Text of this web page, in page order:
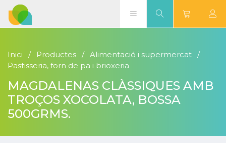
Inici Productes
Alimentació i supermercat
Pastisseria, forn de pa i brioxeria
MAGDALENAS CLÀSSIQUES AMB
TROÇOS XOCOLATA, BOSSA
500GRMS.